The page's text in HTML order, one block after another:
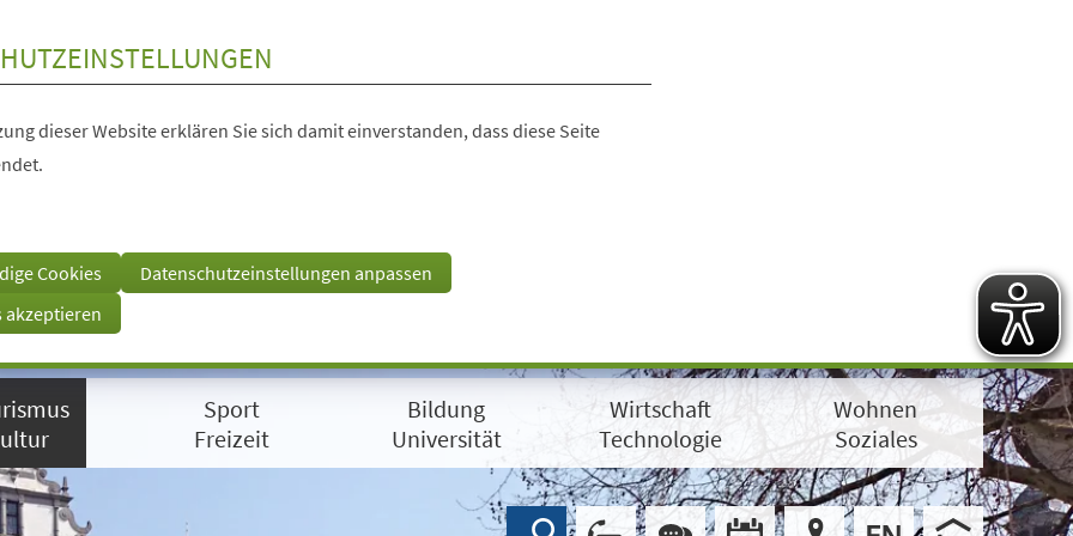
dieser Website erklären Sie sich damit einverstanden, dass diese Seite
Cookies
Datenschutzeinstellungen anpassen
akzeptieren
Sport
Freizeit
Bildung
Universität
Wirtschaft
Technologie
Wohnen
Soziales